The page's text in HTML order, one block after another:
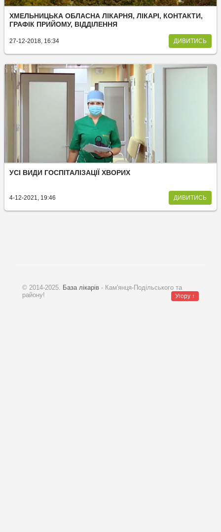
ХМЕЛЬНИЦЬКА ОБЛАСНА ЛІКАРНЯ, ЛІКАРІ, КОНТАКТИ,
ГРАФІК ПРИЙОМУ, ВІДДІЛЕННЯ
27-12-2018, 16:34 ДИВИТИСЬ
УСІ ВИДИ ГОСПІТАЛІЗАЦІЇ ХВОРИХ
4-12-2021, 19:46 ДИВИТИСЬ
© 2014-2025. База лікарів - Кам'янця-Подільського та
району!
Угору ↑